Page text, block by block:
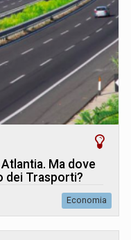
Ma dove
dei Trasporti?
Economia